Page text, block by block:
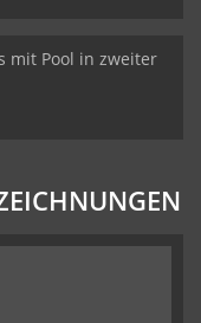
mit Pool in zweiter